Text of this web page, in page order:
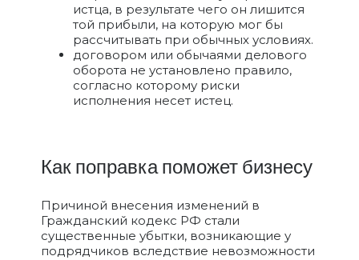
истца, в результате чего он лишится
той прибыли, на которую мог бы
рассчитывать при обычных условиях.
договором или обычаями делового
оборота не установлено правило,
согласно которому риски
исполнения несет истец.
Как поправка поможет бизнесу
Причиной внесения изменений в
Гражданский кодекс РФ стали
существенные убытки, возникающие у
подрядчиков вследствие невозможности